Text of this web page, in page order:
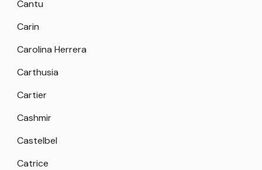
Cantu
Carin
Carolina Herrera
Carthusia
Cartier
Cashmir
Castelbel
Catrice